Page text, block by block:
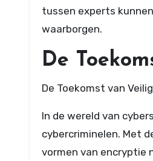
tussen experts
waarborgen.
De
De Toekomst van
In de wereld van
cybercriminelen. Met
vormen van encryptie